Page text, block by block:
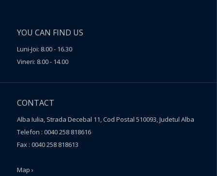
YOU CAN FIND US
Luni-Joi: 8.00 - 16.30
Vineri: 8.00 - 14.00
CONTACT
Alba Iulia, Strada Decebal 11, Cod Postal 510093, Judetul Alba
Telefon : 0040 258 818616
Fax : 0040 258 818613
Map ›